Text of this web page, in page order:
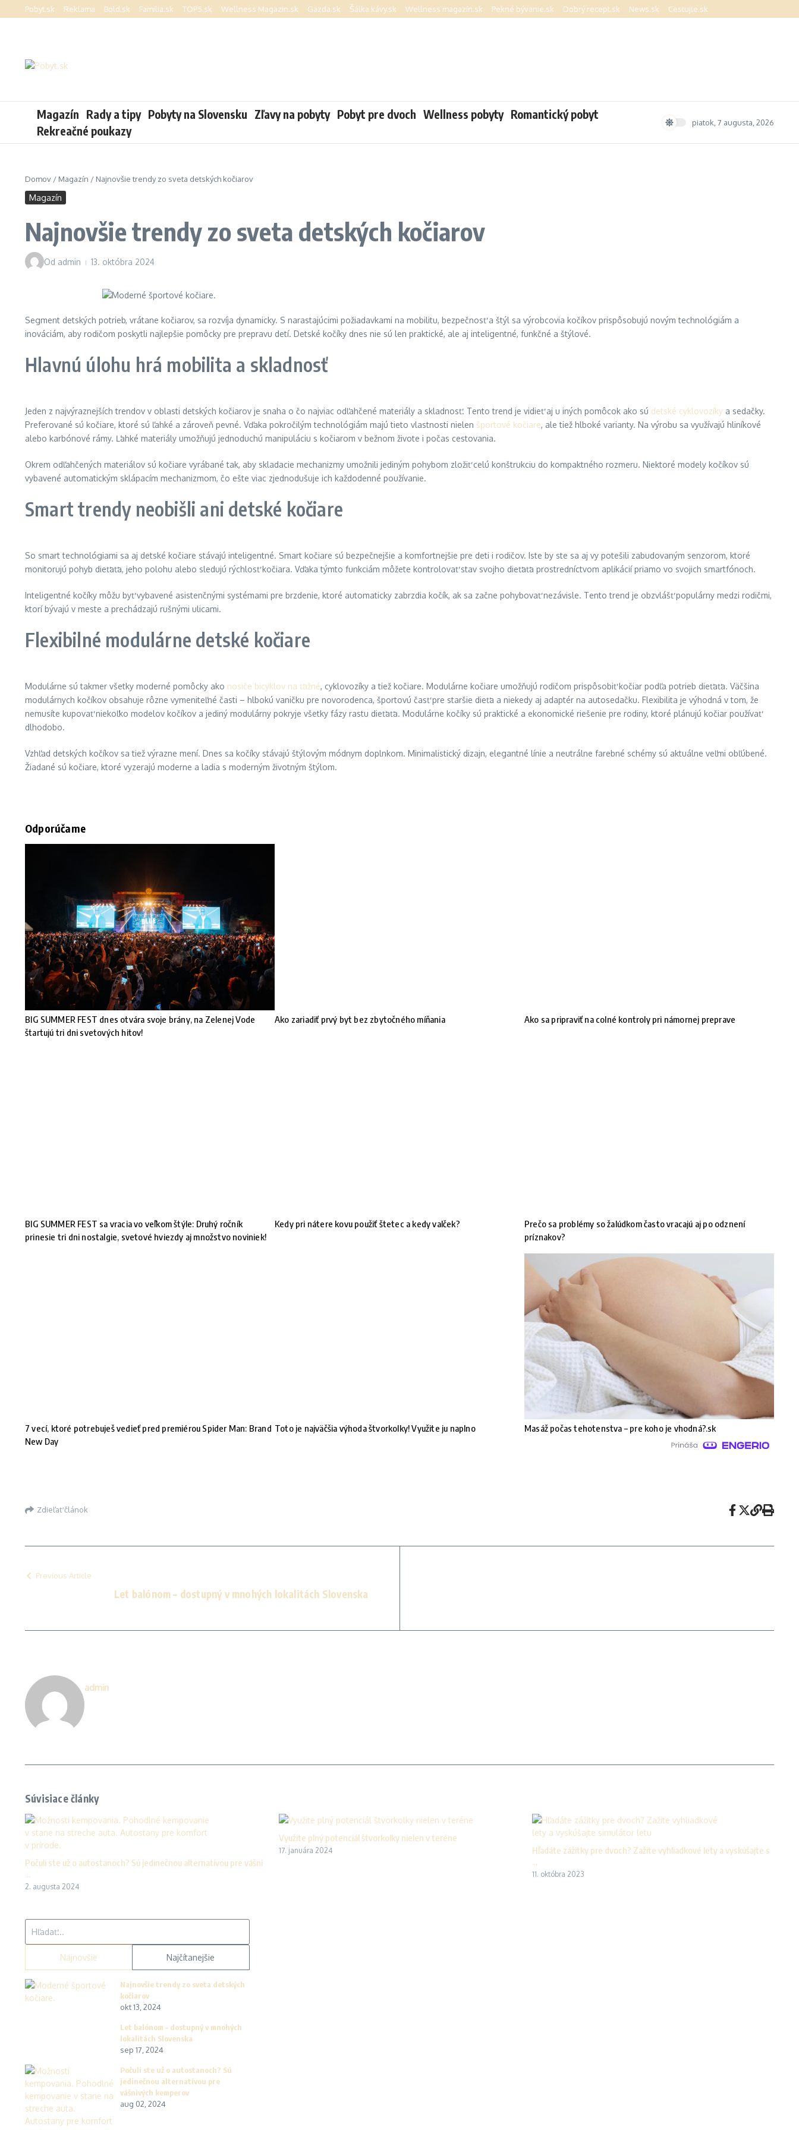
Preskočiť na obsah
Pobyt.sk Reklama Bold.sk Familia.sk TOP5.sk Wellness Magazin.sk Gazda.sk Šálka kávy.sk Wellness magazín.sk Pekné bývanie.sk Dobrý recept.sk News.sk Cestujte.sk
Magazín Rady a tipy Pobyty na Slovensku Zľavy na pobyty Pobyt pre dvoch Wellness pobyty Romantický pobyt
Rekreačné poukazy
piatok, 7 augusta, 2026
Domov / Magazín / Najnovšie trendy zo sveta detských kočiarov
Magazín
Najnovšie trendy zo sveta detských kočiarov
Od admin 13. októbra 2024
Segment detských potrieb, vrátane kočiarov, sa rozvíja dynamicky. S narastajúcimi požiadavkami na mobilitu, bezpečnosť a štýl sa výrobcovia kočíkov prispôsobujú novým technológiám a
inováciám, aby rodičom poskytli najlepšie pomôcky pre prepravu detí. Detské kočíky dnes nie sú len praktické, ale aj inteligentné, funkčné a štýlové.
Hlavnú úlohu hrá mobilita a skladnosť
Jeden z najvýraznejších trendov v oblasti detských kočiarov je snaha o čo najviac odľahčené materiály a skladnosť. Tento trend je vidieť aj u iných pomôcok ako sú detské cyklovozíky a sedačky.
Preferované sú kočiare, ktoré sú ľahké a zároveň pevné. Vďaka pokročilým technológiám majú tieto vlastnosti nielen športové kočiare, ale tiež hlboké varianty. Na výrobu sa využívajú hliníkové
alebo karbónové rámy. Ľahké materiály umožňujú jednoduchú manipuláciu s kočiarom v bežnom živote i počas cestovania.
Okrem odľahčených materiálov sú kočiare vyrábané tak, aby skladacie mechanizmy umožnili jediným pohybom zložiť celú konštrukciu do kompaktného rozmeru. Niektoré modely kočíkov sú
vybavené automatickým sklápacím mechanizmom, čo ešte viac zjednodušuje ich každodenné používanie.
Smart trendy neobišli ani detské kočiare
So smart technológiami sa aj detské kočiare stávajú inteligentné. Smart kočiare sú bezpečnejšie a komfortnejšie pre deti i rodičov. Iste by ste sa aj vy potešili zabudovaným senzorom, ktoré
monitorujú pohyb dieťaťa, jeho polohu alebo sledujú rýchlosť kočiara. Vďaka týmto funkciám môžete kontrolovať stav svojho dieťaťa prostredníctvom aplikácií priamo vo svojich smartfónoch.
Inteligentné kočíky môžu byť vybavené asistenčnými systémami pre brzdenie, ktoré automaticky zabrzdia kočík, ak sa začne pohybovať nezávisle. Tento trend je obzvlášť populárny medzi rodičmi,
ktorí bývajú v meste a prechádzajú rušnými ulicami.
Flexibilné modulárne detské kočiare
Modulárne sú takmer všetky moderné pomôcky ako nosiče bicyklov na ťažné, cyklovozíky a tiež kočiare. Modulárne kočiare umožňujú rodičom prispôsobiť kočiar podľa potrieb dieťaťa. Väčšina
modulárnych kočíkov obsahuje rôzne vymeniteľné časti – hlbokú vaničku pre novorodenca, športovú časť pre staršie dieťa a niekedy aj adaptér na autosedačku. Flexibilita je výhodná v tom, že
nemusíte kupovať niekoľko modelov kočíkov a jediný modulárny pokryje všetky fázy rastu dieťaťa. Modulárne kočíky sú praktické a ekonomické riešenie pre rodiny, ktoré plánujú kočiar používať
dlhodobo.
Vzhľad detských kočíkov sa tiež výrazne mení. Dnes sa kočíky stávajú štýlovým módnym doplnkom. Minimalistický dizajn, elegantné línie a neutrálne farebné schémy sú aktuálne veľmi obľúbené.
Žiadané sú kočiare, ktoré vyzerajú moderne a ladia s moderným životným štýlom.
Odporúčame
BIG SUMMER FEST dnes otvára svoje brány, na Zelenej Vode
štartujú tri dni svetových hitov!
Ako zariadiť prvý byt bez zbytočného míňania Ako sa pripraviť na colné kontroly pri námornej preprave
BIG SUMMER FEST sa vracia vo veľkom štýle: Druhý ročník
prinesie tri dni nostalgie, svetové hviezdy aj množstvo noviniek!
Kedy pri nátere kovu použiť štetec a kedy valček?
Prečo sa problémy so žalúdkom často vracajú aj po odznení
príznakov?
7 vecí, ktoré potrebuješ vedieť pred premiérou Spider Man: Brand
New Day
Toto je najväčšia výhoda štvorkolky! Využite ju naplno Masáž počas tehotenstva – pre koho je vhodná?.sk
Zdieľať článok
Previous Article
Let balónom – dostupný v mnohých lokalitách Slovenska
admin
Súvisiace články
Počuli ste už o autostanoch? Sú jedinečnou alternatívou pre vášni
...
2. augusta 2024
Využite plný potenciál štvorkolky nielen v teréne
17. januára 2024
Hľadáte zážitky pre dvoch? Zažite vyhliadkové lety a vyskúšajte s
...
11. októbra 2023
Najnovšie Najčítanejšie
Najnovšie trendy zo sveta detských
kočiarov
okt 13, 2024
Let balónom – dostupný v mnohých
lokalitách Slovenska
sep 17, 2024
Počuli ste už o autostanoch? Sú
jedinečnou alternatívou pre
vášnivých kemperov
aug 02, 2024